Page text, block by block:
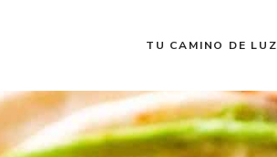
TU CAMINO DE LUZ